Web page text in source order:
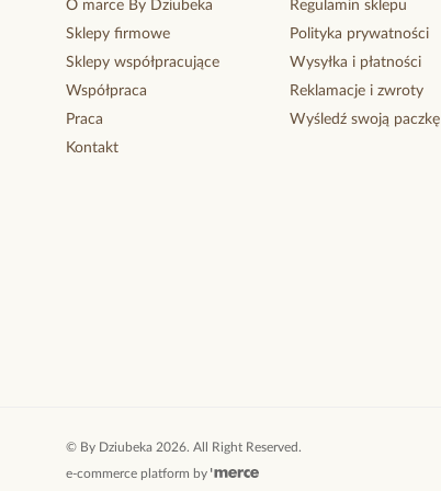
O marce By Dziubeka
Sklepy firmowe
Sklepy współpracujące
Współpraca
Praca
Kontakt
Regulamin sklepu
Polityka prywatności
Wysyłka i płatności
Reklamacje i zwroty
Wyśledź swoją paczkę
© By Dziubeka 2026. All Right Reserved.
e-commerce platform by